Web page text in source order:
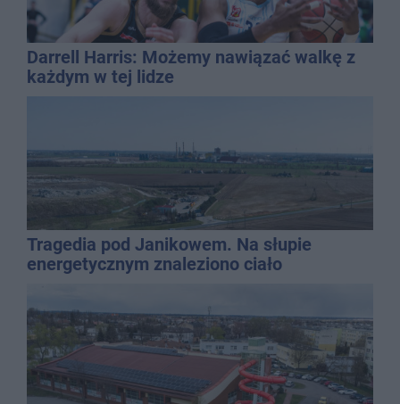
Darrell Harris: Możemy nawiązać walkę z
każdym w tej lidze
Tragedia pod Janikowem. Na słupie
energetycznym znaleziono ciało